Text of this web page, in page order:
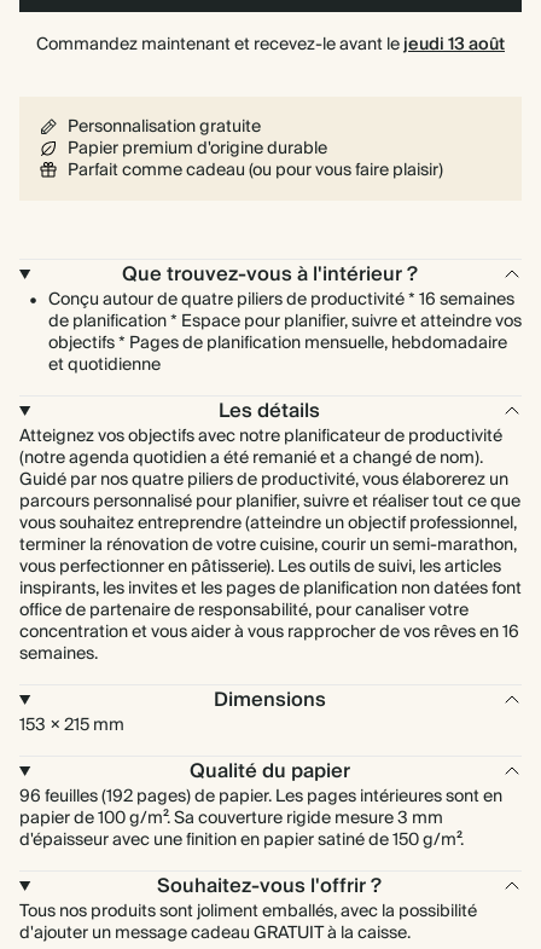
Commandez maintenant et recevez-le avant lejeudi 13 août
Personnalisation gratuite
Papier premium d'origine durable
Parfait comme cadeau (ou pour vous faire plaisir)
Que trouvez-vous à l'intérieur ?
Conçu autour de quatre piliers de productivité * 16 semaines
de planification * Espace pour planifier, suivre et atteindre vos
objectifs * Pages de planification mensuelle, hebdomadaire
et quotidienne
Les détails
Atteignez vos objectifs avec notre planificateur de productivité
(notre agenda quotidien a été remanié et a changé de nom).
Guidé par nos quatre piliers de productivité, vous élaborerez un
parcours personnalisé pour planifier, suivre et réaliser tout ce que
vous souhaitez entreprendre (atteindre un objectif professionnel,
terminer la rénovation de votre cuisine, courir un semi-marathon,
vous perfectionner en pâtisserie). Les outils de suivi, les articles
inspirants, les invites et les pages de planification non datées font
office de partenaire de responsabilité, pour canaliser votre
concentration et vous aider à vous rapprocher de vos rêves en 16
semaines.
Dimensions
153 × 215 mm
Qualité du papier
96 feuilles (192 pages) de papier. Les pages intérieures sont en
papier de 100 g/m². Sa couverture rigide mesure 3 mm
d'épaisseur avec une finition en papier satiné de 150 g/m².
Souhaitez-vous l'offrir ?
Tous nos produits sont joliment emballés, avec la possibilité
d'ajouter un message cadeau GRATUIT à la caisse.